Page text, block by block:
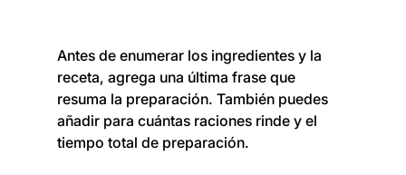
Antes de enumerar los ingredientes y la
receta, agrega una última frase que
resuma la preparación. También puedes
añadir para cuántas raciones rinde y el
tiempo total de preparación.